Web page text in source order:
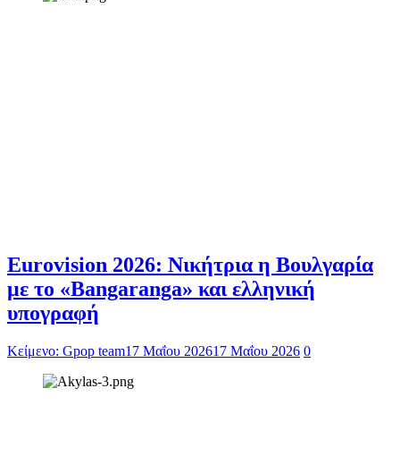
Eurovision 2026: Νικήτρια η Βουλγαρία
με το «Bangaranga» και ελληνική
υπογραφή
Κείμενο: Gpop team17 Μαΐου 202617 Μαΐου 2026 0